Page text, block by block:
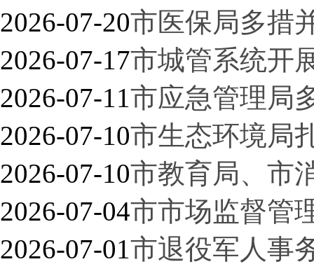
2026-07-20市医保局多措
2026-07-17市城管系统开
2026-07-11市应急管理局
2026-07-10市生态环境局
2026-07-10市教育局、市
2026-07-04市市场监督管
2026-07-01市退役军人事